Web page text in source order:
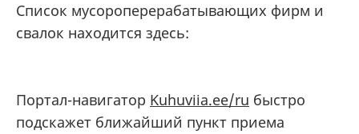
Список мусороперерабатывающих фирм и
свалок находится здесь:
Портал-навигатор Kuhuviia.ee/ru быстро
подскажет ближайший пункт приема